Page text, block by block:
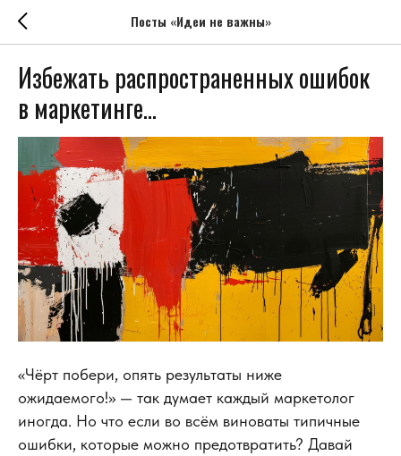
Посты «Идеи не важны»
Избежать распространенных ошибок
в маркетинге...
«Чёрт побери, опять результаты ниже
ожидаемого!» — так думает каждый маркетолог
иногда. Но что если во всём виноваты типичные
ошибки, которые можно предотвратить? Давай